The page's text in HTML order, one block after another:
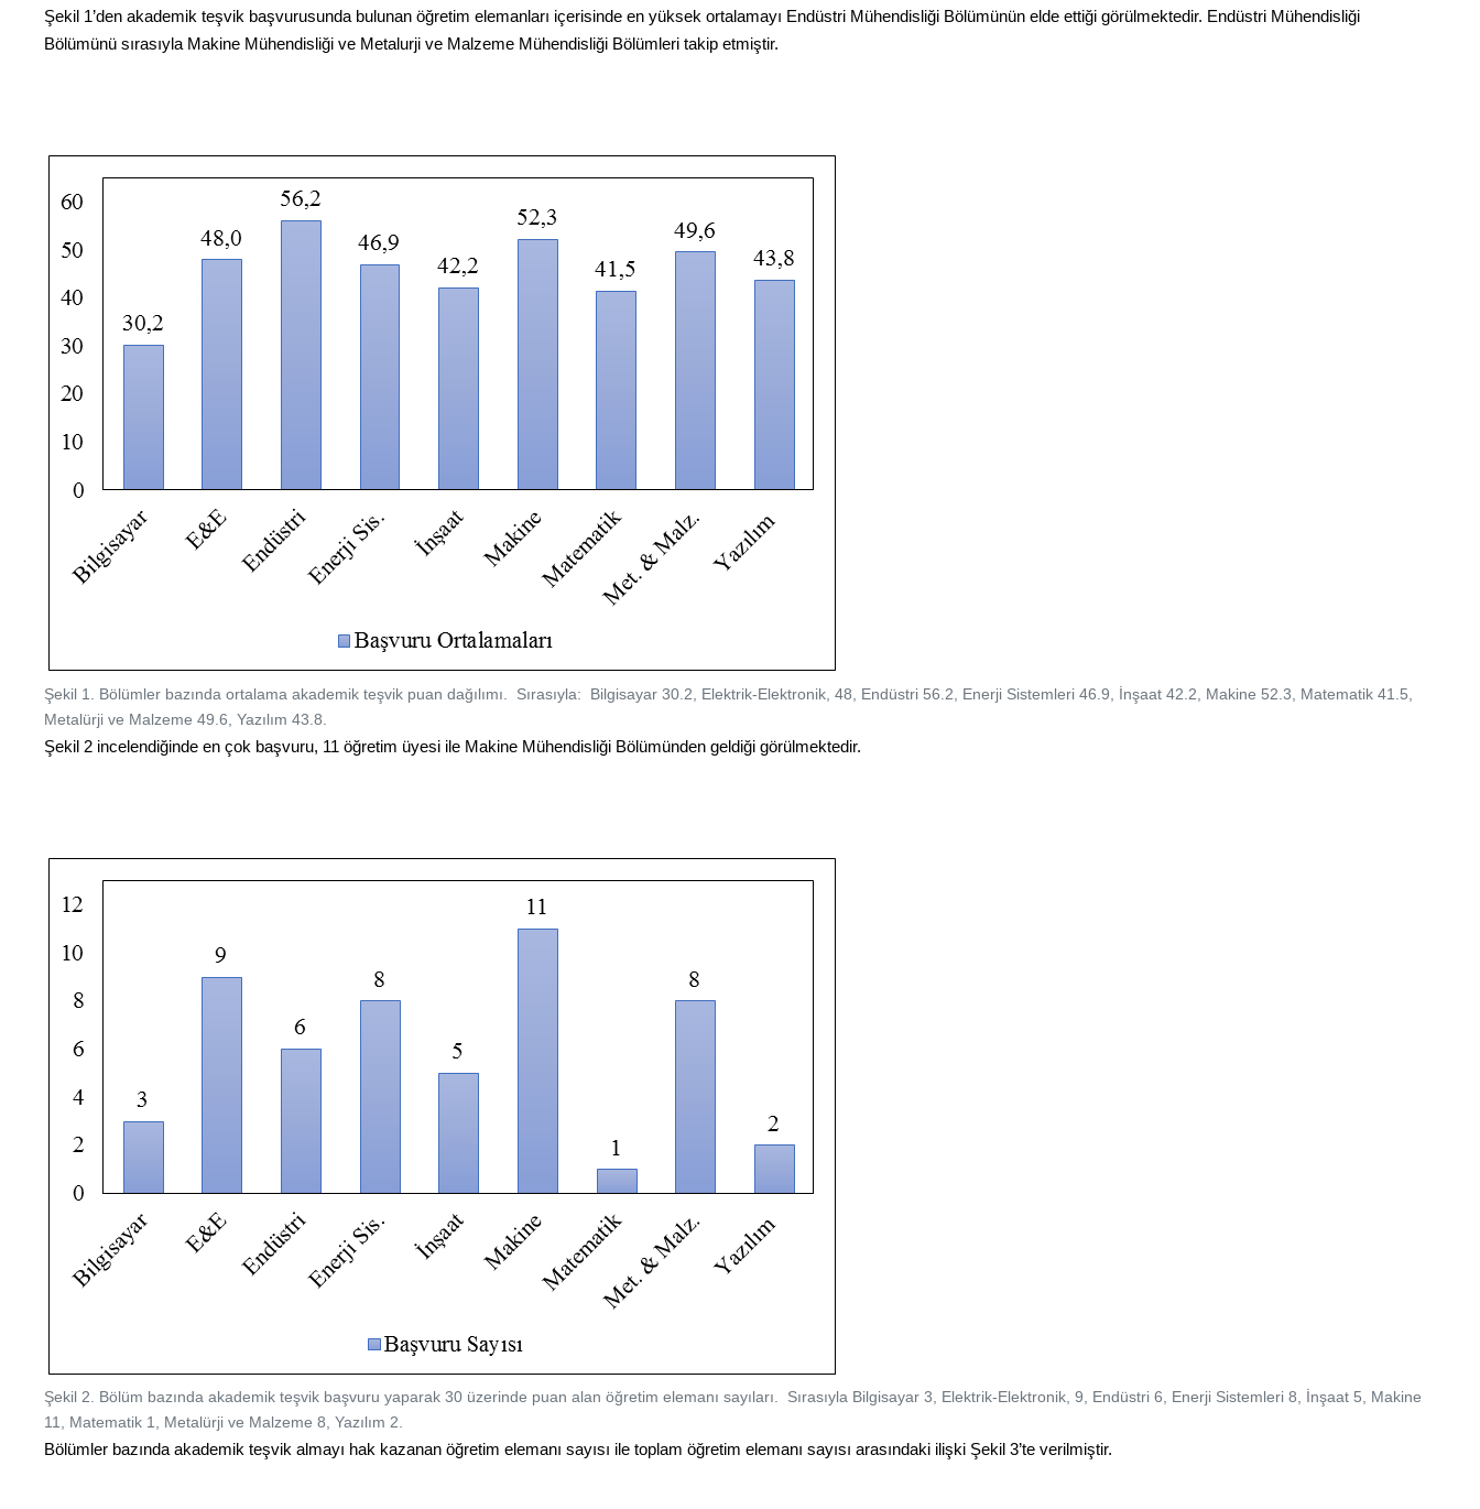
Şekil 1’den akademik teşvik başvurusunda bulunan öğretim elemanları içerisinde en yüksek ortalamayı Endüstri Mühendisliği Bölümünün elde ettiği görülmektedir. Endüstri Mühendisliği
Bölümünü sırasıyla Makine Mühendisliği ve Metalurji ve Malzeme Mühendisliği Bölümleri takip etmiştir.
Şekil 1. Bölümler bazında ortalama akademik teşvik puan dağılımı. Sırasıyla: Bilgisayar 30.2, Elektrik-Elektronik, 48, Endüstri 56.2, Enerji Sistemleri 46.9, İnşaat 42.2, Makine 52.3, Matematik 41.5,
Metalürji ve Malzeme 49.6, Yazılım 43.8.
Şekil 2 incelendiğinde en çok başvuru, 11 öğretim üyesi ile Makine Mühendisliği Bölümünden geldiği görülmektedir.
Şekil 2. Bölüm bazında akademik teşvik başvuru yaparak 30 üzerinde puan alan öğretim elemanı sayıları. Sırasıyla Bilgisayar 3, Elektrik-Elektronik, 9, Endüstri 6, Enerji Sistemleri 8, İnşaat 5, Makine
11, Matematik 1, Metalürji ve Malzeme 8, Yazılım 2.
Bölümler bazında akademik teşvik almayı hak kazanan öğretim elemanı sayısı ile toplam öğretim elemanı sayısı arasındaki ilişki Şekil 3’te verilmiştir.